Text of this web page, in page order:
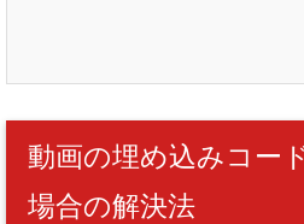
動画の埋め込みコー
場合の解決法